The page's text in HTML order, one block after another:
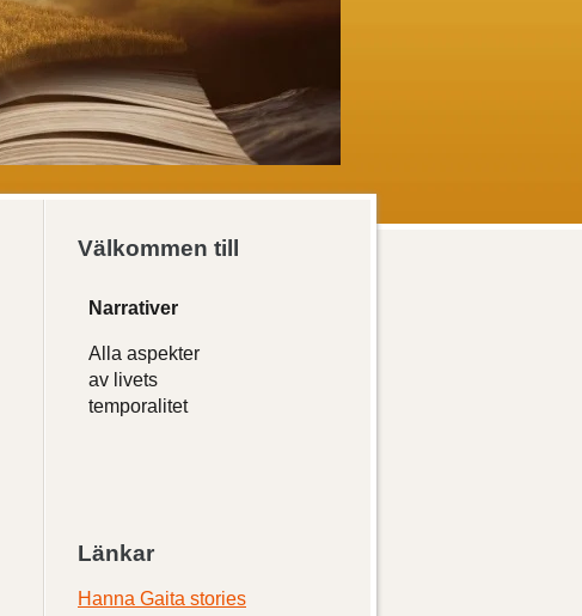
Välkommen till
Narrativer
Alla aspekter
av livets
temporalitet
Länkar
Hanna Gaita stories